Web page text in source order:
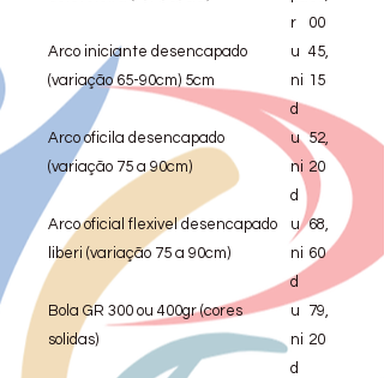
r
00
Arco iniciante desencapado
(variação 65-90cm) 5cm
u
ni
d
45,
15
Arco oficila desencapado
(variação 75 a 90cm)
u
ni
d
52,
20
Arco oficial flexivel desencapado
liberi (variação 75 a 90cm)
u
ni
d
68,
60
Bola GR 300 ou 400gr (cores
solidas)
u
ni
d
79,
20